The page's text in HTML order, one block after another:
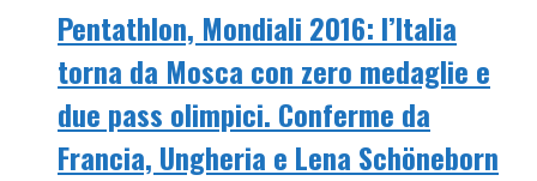
Pentathlon, Mondiali 2016: l’Italia
torna da Mosca con zero medaglie e
due pass olimpici. Conferme da
Francia, Ungheria e Lena Schöneborn